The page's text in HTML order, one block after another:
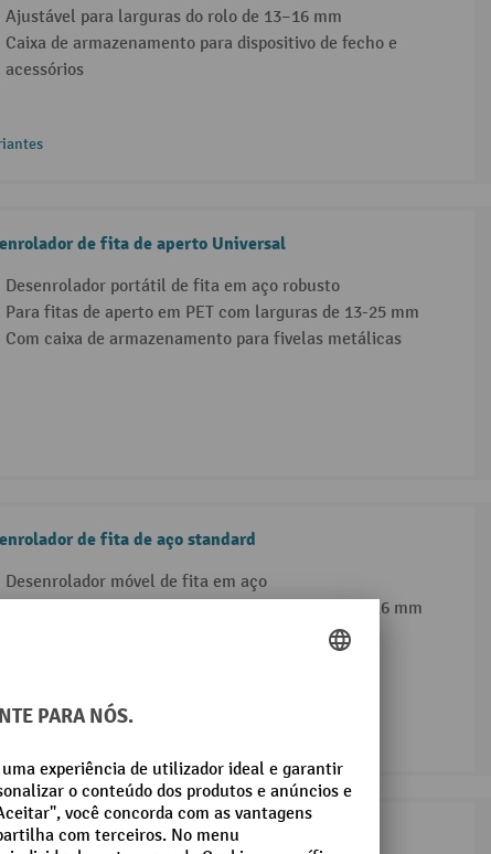
Ajustável para larguras do rolo de 13–16 mm
Caixa de armazenamento para dispositivo de fecho e
acessórios
de fita de aperto Universal
Desenrolador portátil de fita em aço robusto
Para fitas de aperto em PET com larguras de 13-25 mm
Com caixa de armazenamento para fivelas metálicas
de fita de aço standard
Desenrolador móvel de fita em aço
Caixa de armazenamento para largura de fita de 16 mm
Fácil de direcionar através de pega única e 2 rolos
de conforto de fita de aço